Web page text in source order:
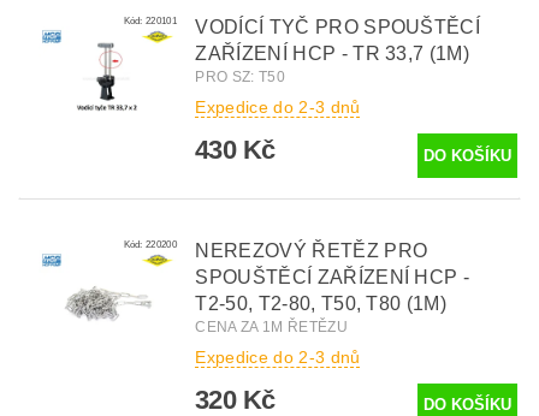
Kód:220101
VODÍCÍ TYČ PRO SPOUŠTĚCÍ
ZAŘÍZENÍ HCP - TR 33,7 (1M)
PRO SZ: T50
Expedice do 2-3 dnů
430 Kč
Kód:220200
NEREZOVÝ ŘETĚZ PRO
SPOUŠTĚCÍ ZAŘÍZENÍ HCP -
T2-50, T2-80, T50, T80 (1M)
CENA ZA 1M ŘETĚZU
Expedice do 2-3 dnů
320 Kč